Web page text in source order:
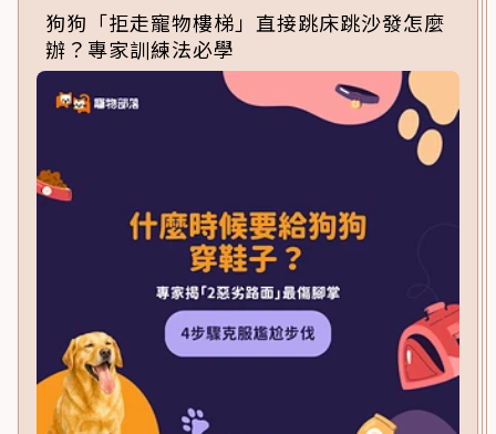
狗狗「拒走寵物樓梯」直接跳床跳沙發怎麼
辦？專家訓練法必學